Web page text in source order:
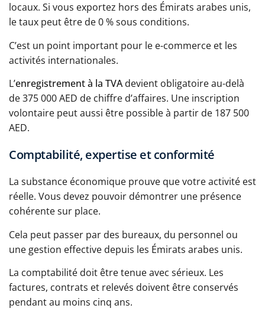
locaux. Si vous exportez hors des Émirats arabes unis,
le taux peut être de 0 % sous conditions.
C’est un point important pour le e-commerce et les
activités internationales.
L’enregistrement à la TVA devient obligatoire au-delà
de 375 000 AED de chiffre d’affaires. Une inscription
volontaire peut aussi être possible à partir de 187 500
AED.
Comptabilité, expertise et conformité
La substance économique prouve que votre activité est
réelle. Vous devez pouvoir démontrer une présence
cohérente sur place.
Cela peut passer par des bureaux, du personnel ou
une gestion effective depuis les Émirats arabes unis.
La comptabilité doit être tenue avec sérieux. Les
factures, contrats et relevés doivent être conservés
pendant au moins cinq ans.